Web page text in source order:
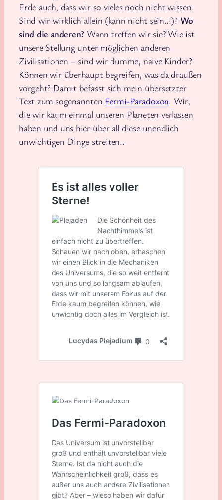
Erde auch, dass wir so vieles noch nicht wissen.
Sind wir wirklich allein (kann nicht sein..!)? Wo
sind die anderen? Wann treffen wir sie? Wie ist
unsere Stellung unter möglichen anderen
Zivilisationen – sind wir dumme, naive Kinder?
Können wir überhaupt begreifen, was da draußen
vorgeht? Damit befasst sich mein übersetzter
Text zum sogenannten Fermi-Paradoxon. Wir,
die wir kaum einmal unseren Planeten verlassen
haben und uns hier über all diese unendlich
unwichtigen Dinge streiten..